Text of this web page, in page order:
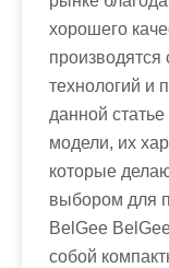
хорошего
технологий и
данной
модели, их
которые
выбором для
BelGee
собой